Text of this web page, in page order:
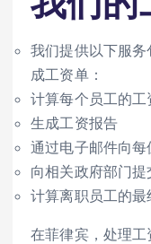
我们提供以下服
成工资单：
计算每个员工的
生成工资报告
通过电子邮件向
向相关政府部门
计算离职员工的
在菲律宾，处理工